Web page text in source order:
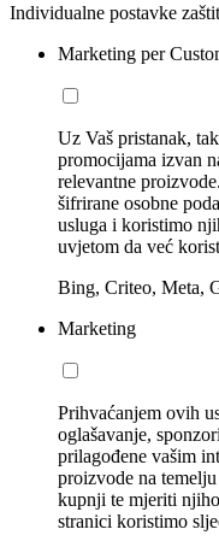
Individualne postavke
Marketing per
Uz Vaš pristanak,
promocijama izvan
relevantne
šifrirane osobne
usluga i koristimo
uvjetom da već
Bing, Criteo, Meta,
Marketing
Prihvaćanjem ovih
oglašavanje,
prilagođene vašim
proizvode na
kupnji te mjeriti
stranici koristimo